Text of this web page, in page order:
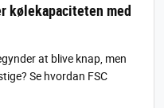
kølekapaciteten med
at blive knap, men
Se hvordan FSC